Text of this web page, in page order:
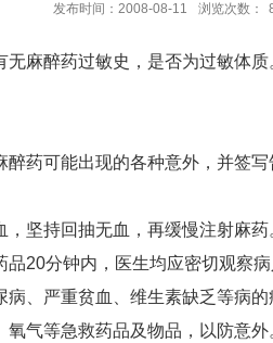
发布时间：2008-08-11 浏览次数：
麻醉药过敏史，是否为过敏体质
药可能出现的各种意外，并签
坚持回抽无血，再缓慢注射麻药
品20分钟内，医生均应密切观察
、严重贫血、维生素缺乏等病
气等急救药品及物品，以防意外